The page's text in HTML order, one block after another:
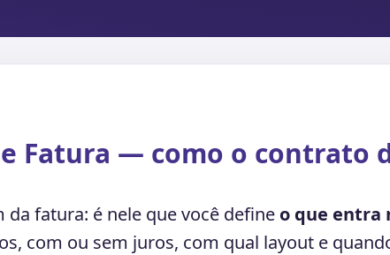
Fatura — como o contrato
da fatura: é nele que você define o que entra
com ou sem juros, com qual layout e